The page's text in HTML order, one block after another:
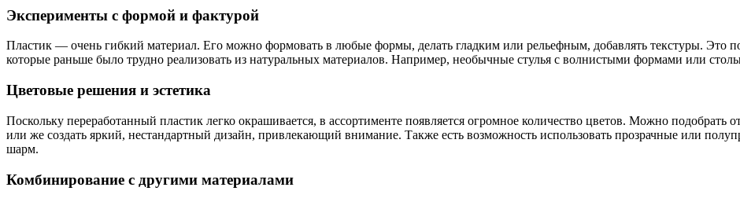
Эксперименты с формой и фактурой
Пластик — очень гибкий материал. Его можно формовать в любые формы, делать гладким или рельефным, добавлять текстуры. Это
которые раньше было трудно реализовать из натуральных материалов. Например, необычные стулья с волнистыми формами или
Цветовые решения и эстетика
Поскольку переработанный пластик легко окрашивается, в ассортименте появляется огромное количество цветов. Можно подобрать
или же создать яркий, нестандартный дизайн, привлекающий внимание. Также есть возможность использовать прозрачные или
шарм.
Комбинирование с другими материалами